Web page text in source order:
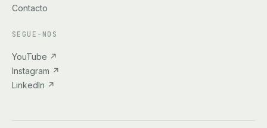
Contacto
SEGUE-NOS
YouTube ↗
Instagram ↗
LinkedIn ↗